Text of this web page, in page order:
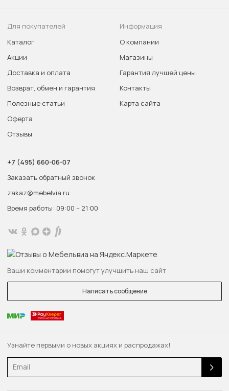
Узнайте первыми о новых акциях и распродажах!
Email
Для покупателей
Каталог
Акции
Доставка и оплата
Возврат, обмен и гарантия
Полезные статьи
Оферта
Отзывы
Информация
О компании
Магазины
Гарантия лучшей цены
Контакты
Карта сайта
+7 (495) 660-06-07
Заказать обратный звонок
zakaz@mebelvia.ru
Время работы: 09:00 – 21:00
Ваши комментарии помогут улучшить наш сайт
Написать сообщение